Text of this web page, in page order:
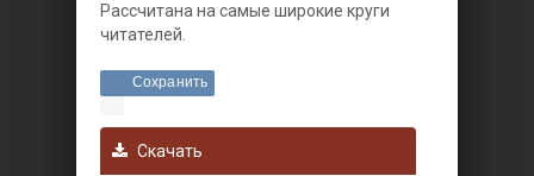
Рассчитана на самые широкие круги
читателей.
Сохранить
Скачать